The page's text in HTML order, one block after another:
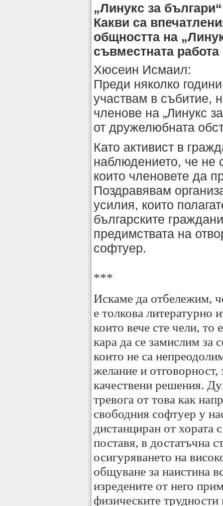
„Линукс за
Какви са
общността на
съвместната
Хюсеин Исмаил:
Преди няколко
участвам в събитие,
членове на „Линукс
от дружелюбната
Като активист в
наблюдението, че не
които членовете да
Поздравявам
усилия, които
българските
предимствата на
софтуер.
***
Искаме да отбележим,
е толкова литературно
които вече сте чели,
кара да се замислим за
които не са
желание и отговорност,
качествени решения.
тревога от това как
свободния софтуер у
дистанциран от хората
поставя, в достатъчна
осигуряването на
общуване за наистина
изредените от него
физическите